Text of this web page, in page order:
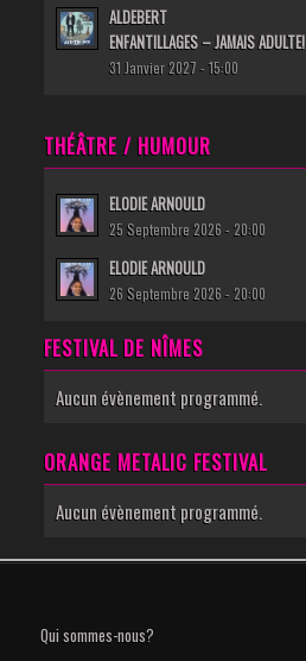
ALDEBERT
ENFANTILLAGES – JAMAIS ADULTE!
31 Janvier 2027 - 15:00
THÉÂTRE / HUMOUR
ELODIE ARNOULD
25 Septembre 2026 - 20:00
ELODIE ARNOULD
26 Septembre 2026 - 20:00
FESTIVAL DE NÎMES
Aucun évènement programmé.
ORANGE METALIC FESTIVAL
Aucun évènement programmé.
Qui sommes-nous?